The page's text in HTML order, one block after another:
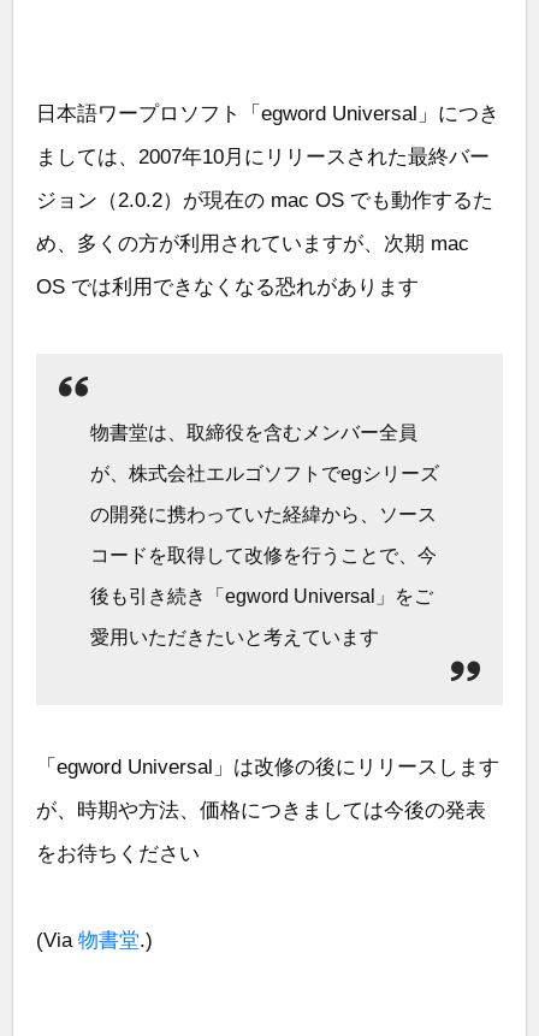
日本語ワープロソフト「egword Universal」につき
ましては、2007年10月にリリースされた最終バー
ジョン（2.0.2）が現在の mac OS でも動作するた
め、多くの方が利用されていますが、次期 mac
OS では利用できなくなる恐れがあります
物書堂は、取締役を含むメンバー全員
が、株式会社エルゴソフトでegシリーズ
の開発に携わっていた経緯から、ソース
コードを取得して改修を行うことで、今
後も引き続き「egword Universal」をご
愛用いただきたいと考えています
「egword Universal」は改修の後にリリースします
が、時期や方法、価格につきましては今後の発表
をお待ちください
(Via 物書堂.)